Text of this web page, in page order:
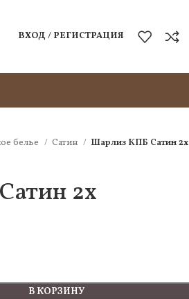
ВХОД / РЕГИСТРАЦИЯ
белье Сатин Шарлиз КПБ Сатин 2х
2х
В КОРЗИНУ